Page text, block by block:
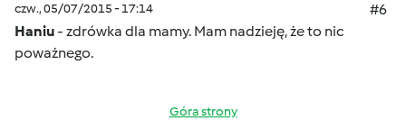
czw., 05/07/2015 - 17:14
#6
Haniu- zdrówka dla mamy. Mam nadzieję, że to nic
poważnego.
Góra strony